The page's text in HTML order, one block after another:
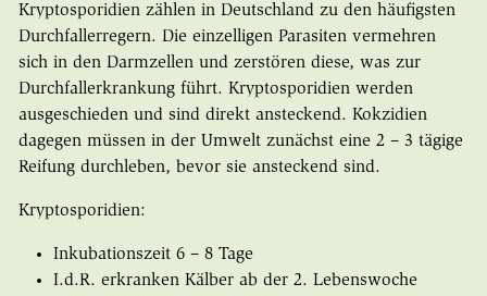
Kryptosporidien zählen in Deutschland zu den häufigsten
Durchfallerregern. Die einzelligen Parasiten vermehren
sich in den Darmzellen und zerstören diese, was zur
Durchfallerkrankung führt. Kryptosporidien werden
ausgeschieden und sind direkt ansteckend. Kokzidien
dagegen müssen in der Umwelt zunächst eine 2 – 3 tägige
Reifung durchleben, bevor sie ansteckend sind.
Kryptosporidien:
Inkubationszeit 6 – 8 Tage
I.d.R. erkranken Kälber ab der 2. Lebenswoche